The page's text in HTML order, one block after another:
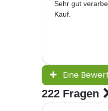
Sehr gut
Kauf.
Eine
222 Fragen